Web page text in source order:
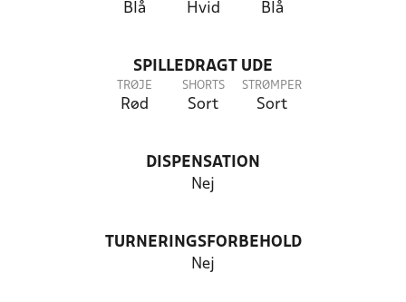
Blå Hvid Blå
SPILLEDRAGT UDE
TRØJE
Rød
SHORTS
Sort
STRØMPER
Sort
DISPENSATION
Nej
TURNERINGSFORBEHOLD
Nej